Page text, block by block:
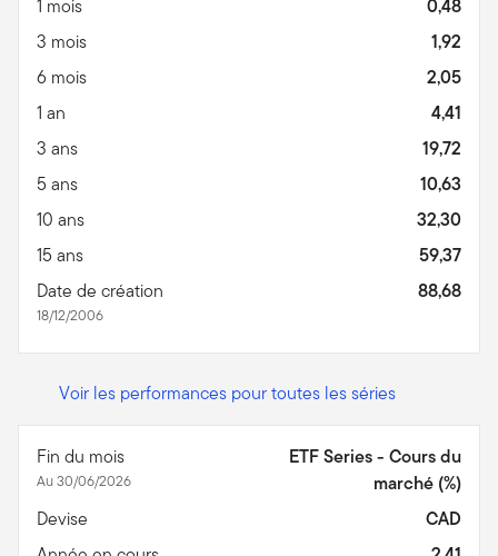
1 mois
0,48
3 mois
1,92
6 mois
2,05
1 an
4,41
3 ans
19,72
5 ans
10,63
10 ans
32,30
15 ans
59,37
Date de création
18/12/2006
88,68
Voir les performances pour toutes les séries
Fin du mois
Au 30/06/2026
ETF Series - Cours du
marché (%)
Devise
CAD